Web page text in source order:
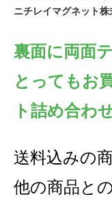
ニチレイマグネット
裏面に両面
とってもお
ト詰め合わ
送料込みの
他の商品と